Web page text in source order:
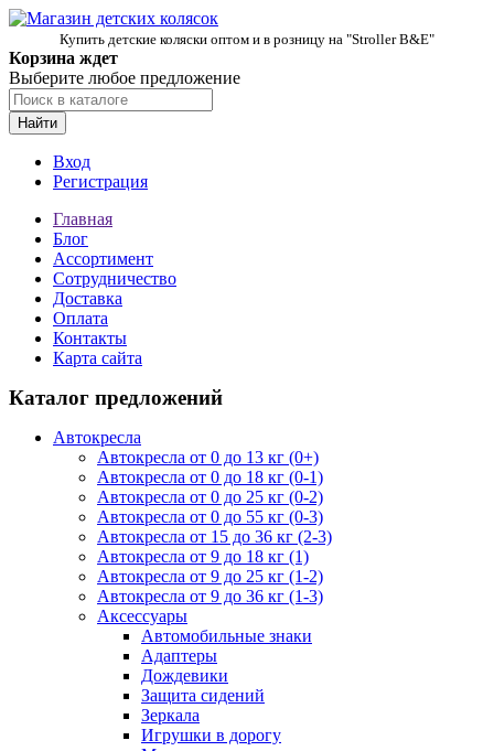
Купить детские коляски оптом и в розницу на "Stroller B&E"
Корзина ждет
Выберите любое предложение
Найти
Вход
Регистрация
Главная
Блог
Ассортимент
Сотрудничество
Доставка
Оплата
Контакты
Карта сайта
Каталог предложений
Автокресла
Автокресла от 0 до 13 кг (0+)
Автокресла от 0 до 18 кг (0-1)
Автокресла от 0 до 25 кг (0-2)
Автокресла от 0 до 55 кг (0-3)
Автокресла от 15 до 36 кг (2-3)
Автокресла от 9 до 18 кг (1)
Автокресла от 9 до 25 кг (1-2)
Автокресла от 9 до 36 кг (1-3)
Аксессуары
Автомобильные знаки
Адаптеры
Дождевики
Защита сидений
Зеркала
Игрушки в дорогу